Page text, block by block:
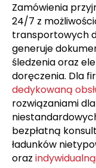
Zamówienia
24/7 z
transportowych
generuje
śledzenia oraz
doręczenia. Dla
dedykowaną
rozwiązaniami
bezpłatną
ładunków
oraz